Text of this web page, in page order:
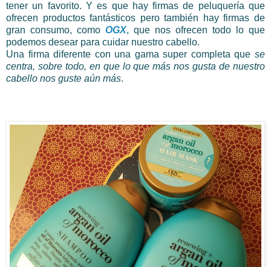
tener un favorito. Y es que hay firmas de peluquería que
ofrecen productos fantásticos pero también hay firmas de
gran consumo, como OGX, que nos ofrecen todo lo que
podemos desear para cuidar nuestro cabello.
Una firma diferente con una gama super completa que se
centra, sobre todo, en que lo que más nos gusta de nuestro
cabello nos guste aún más.